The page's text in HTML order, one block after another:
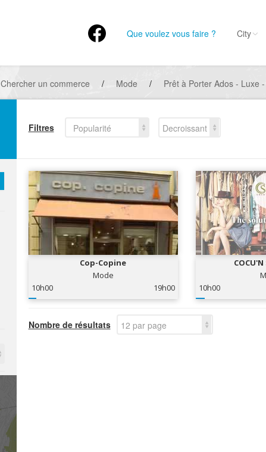
Que voulez vous faire ? City
Chercher un commerce / Mode / Prêt à Porter Ados - Luxe
Filtres Popularité
Decroissant
Cop-Copine
Mode
10h00
19h00
COCU'N
10h00
Nombre de résultats 12 par page